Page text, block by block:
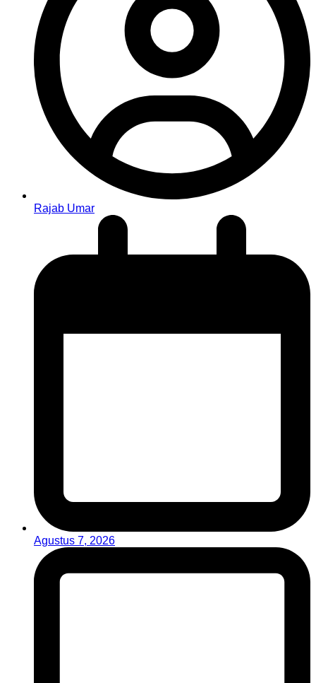
Rajab Umar
Agustus 7, 2026